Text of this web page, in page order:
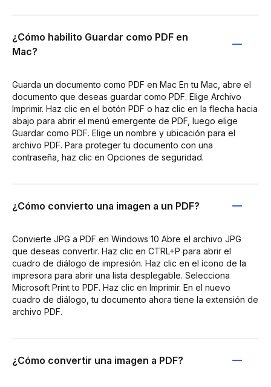
¿Cómo habilito Guardar como PDF en
Mac?
Guarda un documento como PDF en Mac En tu Mac, abre el
documento que deseas guardar como PDF. Elige Archivo
Imprimir. Haz clic en el botón PDF o haz clic en la flecha hacia
abajo para abrir el menú emergente de PDF, luego elige
Guardar como PDF. Elige un nombre y ubicación para el
archivo PDF. Para proteger tu documento con una
contraseña, haz clic en Opciones de seguridad.
¿Cómo convierto una imagen a un PDF?
Convierte JPG a PDF en Windows 10 Abre el archivo JPG
que deseas convertir. Haz clic en CTRL+P para abrir el
cuadro de diálogo de impresión. Haz clic en el ícono de la
impresora para abrir una lista desplegable. Selecciona
Microsoft Print to PDF. Haz clic en Imprimir. En el nuevo
cuadro de diálogo, tu documento ahora tiene la extensión de
archivo PDF.
¿Cómo convertir una imagen a PDF?